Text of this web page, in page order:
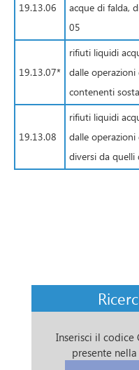
19.13.06
acque di falda,
05
19.13.07*
rifiuti liquidi
dalle
contenenti
19.13.08
rifiuti liquidi
dalle
diversi da quelli
Inserisci il codice
presente